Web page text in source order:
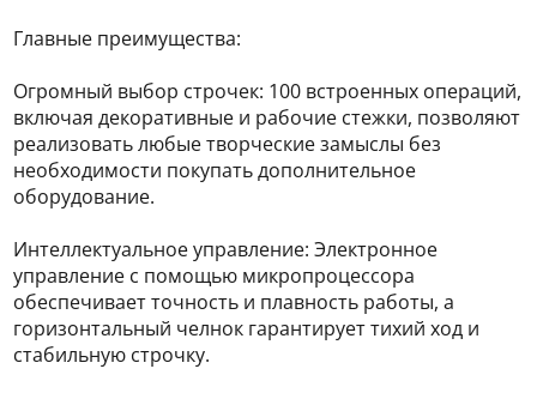
Главные преимущества:
Огромный выбор строчек: 100 встроенных операций,
включая декоративные и рабочие стежки, позволяют
реализовать любые творческие замыслы без
необходимости покупать дополнительное
оборудование.
Интеллектуальное управление: Электронное
управление с помощью микропроцессора
обеспечивает точность и плавность работы, а
горизонтальный челнок гарантирует тихий ход и
стабильную строчку.